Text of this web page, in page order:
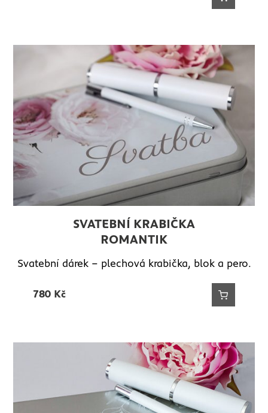
SVATEBNÍ KRABIČKA
ROMANTIK
Svatební dárek – plechová krabička, blok a pero.
780Kč